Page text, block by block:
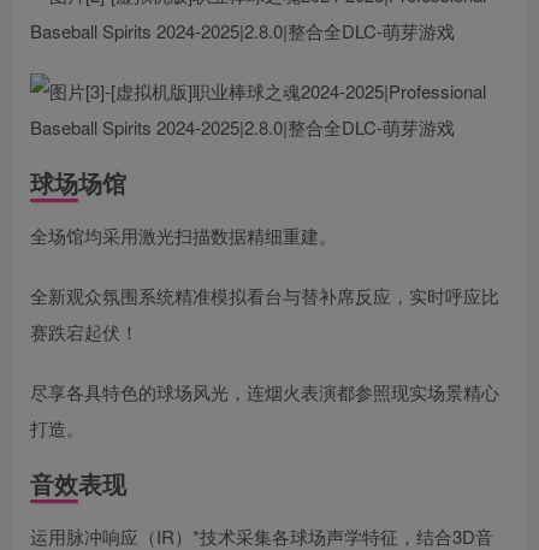
球场场馆
全场馆均采用激光扫描数据精细重建。
全新观众氛围系统精准模拟看台与替补席反应，实时呼应比
赛跌宕起伏！
尽享各具特色的球场风光，连烟火表演都参照现实场景精心
打造。
音效表现
运用脉冲响应（IR）*技术采集各球场声学特征，结合3D音